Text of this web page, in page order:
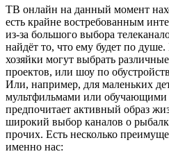
ТВ онлайн на данный момент
есть крайне востребованным
из-за большого выбора
найдёт то, что ему будет по
хозяйки могут выбрать
проектов, или шоу по
Или, например, для маленьких
мультфильмами или обучающими
предпочитает активный образ
широкий выбор каналов о
прочих. Есть несколько
именно нас: